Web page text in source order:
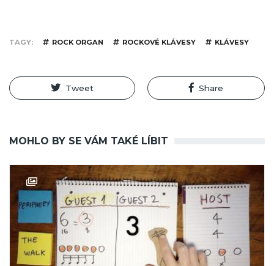
TAGY ROCK ORGAN ROCKOVÉ KLÁVESY KLÁVESY
Tweet Share
MOHLO BY SE VÁM TAKÉ LÍBIT